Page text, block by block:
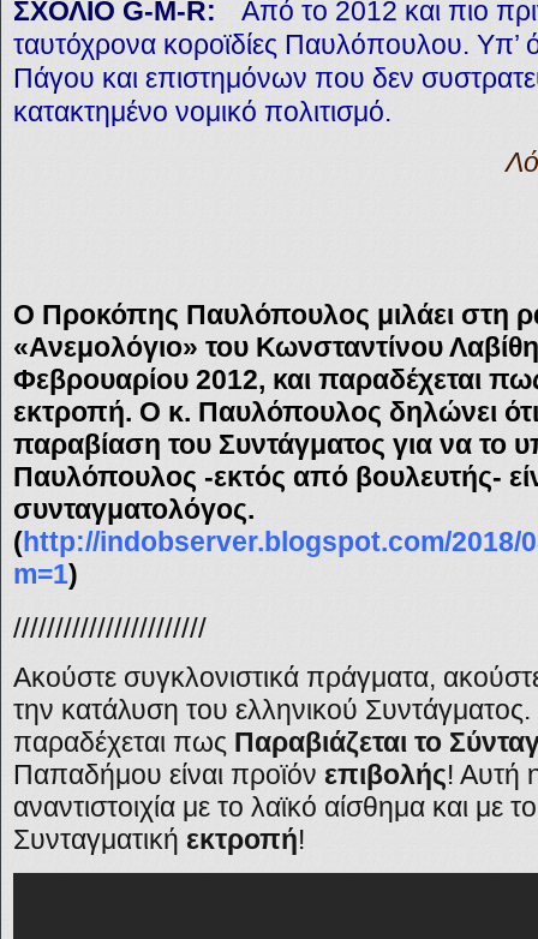
ΣΧΟΛΙΟ G-M-R:
Από το 2012 και πιο
ταυτόχρονα κοροϊδίες Παυλόπουλου. Υπ’
Πάγου και επιστημόνων που δεν
κατακτημένο νομικό πολιτισμό.
Ο Προκόπης Παυλόπουλος μιλάει στη
«Ανεμολόγιο» του Κωνσταντίνου
Φεβρουαρίου 2012, και παραδέχεται
εκτροπή. Ο κ. Παυλόπουλος δηλώνει ότι
παραβίαση του Συντάγματος για να το
Παυλόπουλος -εκτός από βουλευτής-
συνταγματολόγος.
(http://indobserver.blogspot.com/2018/
m=1)
///////////////////////
Ακούστε συγκλονιστικά πράγματα,
την κατάλυση του ελληνικού
παραδέχεται πως Παραβιάζεται το
Παπαδήμου είναι προϊόν επιβολής! Αυτή
αναντιστοιχία με το λαϊκό αίσθημα και με
Συνταγματική εκτροπή!